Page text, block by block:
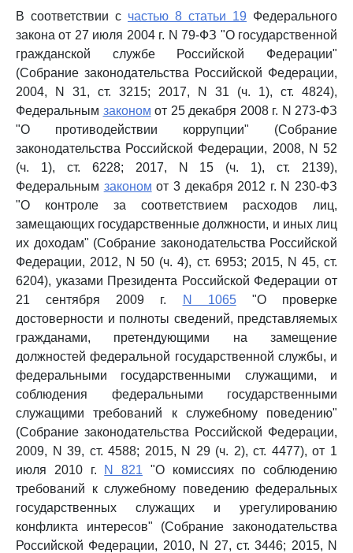
В соответствии с частью 8 статьи 19 Федерального
закона от 27 июля 2004 г. N 79-ФЗ "О государственной
гражданской службе Российской Федерации"
(Собрание законодательства Российской Федерации,
2004, N 31, ст. 3215; 2017, N 31 (ч. 1), ст. 4824),
Федеральным законом от 25 декабря 2008 г. N 273-ФЗ
"О противодействии коррупции" (Собрание
законодательства Российской Федерации, 2008, N 52
(ч. 1), ст. 6228; 2017, N 15 (ч. 1), ст. 2139),
Федеральным законом от 3 декабря 2012 г. N 230-ФЗ
"О контроле за соответствием расходов лиц,
замещающих государственные должности, и иных лиц
их доходам" (Собрание законодательства Российской
Федерации, 2012, N 50 (ч. 4), ст. 6953; 2015, N 45, ст.
6204), указами Президента Российской Федерации от
21 сентября 2009 г.
N 1065"О проверке
достоверности и полноты сведений, представляемых
гражданами, претендующими на замещение
должностей федеральной государственной службы, и
федеральными государственными служащими, и
соблюдения федеральными государственными
служащими требований к служебному поведению"
(Собрание законодательства Российской Федерации,
2009, N 39, ст. 4588; 2015, N 29 (ч. 2), ст. 4477), от 1
июля 2010 г.
N 821 "О комиссиях по соблюдению
требований к служебному поведению федеральных
государственных служащих и урегулированию
конфликта интересов" (Собрание законодательства
Российской Федерации, 2010, N 27, ст. 3446; 2015, N